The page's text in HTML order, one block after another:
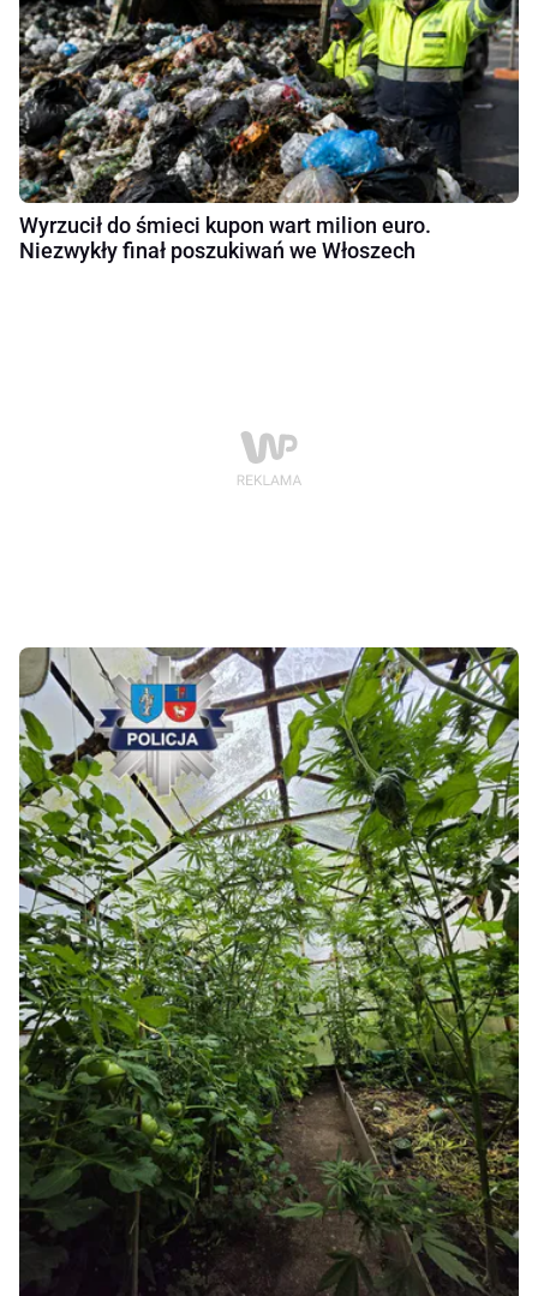
Wyrzucił do śmieci kupon wart milion euro.
Niezwykły finał poszukiwań we Włoszech